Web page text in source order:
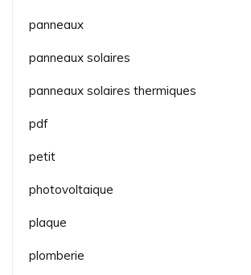
panneaux
panneaux solaires
panneaux solaires thermiques
pdf
petit
photovoltaique
plaque
plomberie